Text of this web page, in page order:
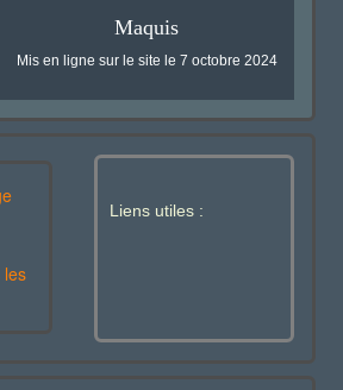
Maquis
Mis en ligne sur le site le 7 octobre 2024
les
Liens utiles :